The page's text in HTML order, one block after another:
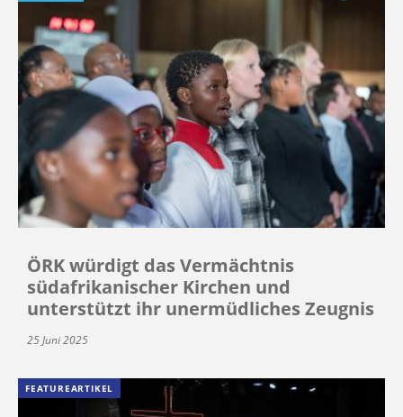
ÖRK würdigt das Vermächtnis
südafrikanischer Kirchen und
unterstützt ihr unermüdliches Zeugnis
25 Juni 2025
FEATUREARTIKEL